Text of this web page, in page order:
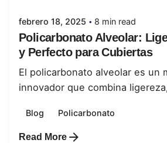
febrero 18, 2025 8 min read
Policarbonato Alveolar:
y Perfecto para Cubiertas
El policarbonato alveolar es un
innovador que combina
Blog Policarbonato
Read More